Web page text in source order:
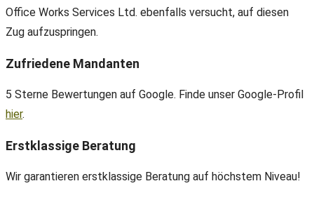
Office Works Services Ltd. ebenfalls versucht, auf diesen
Zug aufzuspringen.
Zufriedene Mandanten
5 Sterne Bewertungen auf Google. Finde unser Google-Profil
hier.
Erstklassige Beratung
Wir garantieren erstklassige Beratung auf höchstem Niveau!